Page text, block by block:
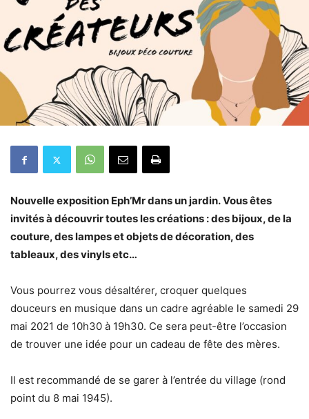
Nouvelle exposition Eph’Mr dans un jardin. Vous êtes
invités à découvrir toutes les créations : des bijoux, de la
couture, des lampes et objets de décoration, des
tableaux, des vinyls etc…
Vous pourrez vous désaltérer, croquer quelques
douceurs en musique dans un cadre agréable le samedi 29
mai 2021 de 10h30 à 19h30. Ce sera peut-être l’occasion
de trouver une idée pour un cadeau de fête des mères.
Il est recommandé de se garer à l’entrée du village (rond
point du 8 mai 1945).